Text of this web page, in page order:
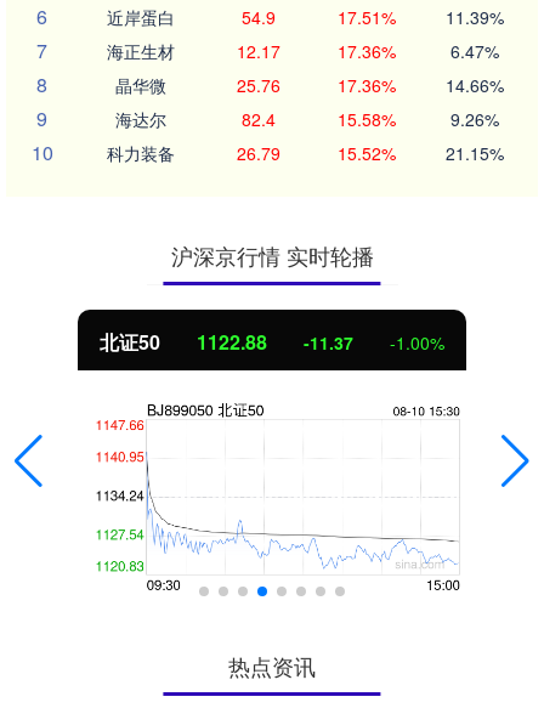
6 近岸蛋白 54.9 17.51% 11.39%
7 海正生材 12.17 17.36% 6.47%
8 晶华微 25.76 17.36% 14.66%
9 海达尔 82.4 15.58% 9.26%
10 科力装备 26.79 15.52% 21.15%
沪深京行情 实时轮播
北证50 1122.88 -11.37 -1.00%
热点资讯